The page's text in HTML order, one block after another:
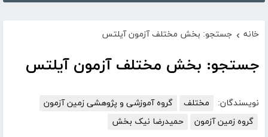
خانه › جستجو: بخش مختلف آزمون آیلتس
جستجو: بخش مختلف آزمون آیلتس
نویسندگان: مختلف
گروه آموزشی و پژوهشی زمین آزمون
گروه زمین آزمون
حمیدرضا نیک بخش